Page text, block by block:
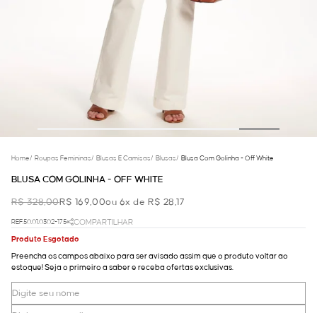
Home/ Roupas Femininas/ Blusas E Camisas/ Blusas/ Blusa Com Golinha - Off White
BLUSA COM GOLINHA - OFF WHITE
R$ 328,00R$ 169,00ou 6x de R$ 28,17
REF.50.01.0302-175
COMPARTILHAR
Produto Esgotado
Preencha os campos abaixo para ser avisado assim que o produto voltar ao
estoque! Seja o primeiro a saber e receba ofertas exclusivas.